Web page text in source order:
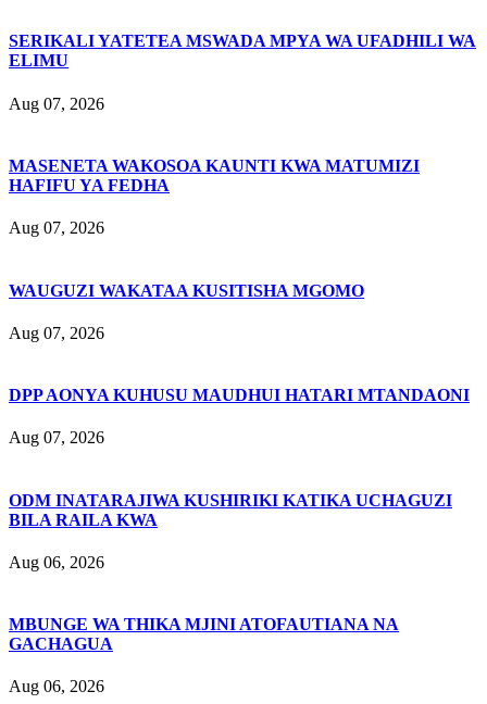
SERIKALI YATETEA MSWADA MPYA WA UFADHILI WA
ELIMU
Aug 07, 2026
MASENETA WAKOSOA KAUNTI KWA MATUMIZI
HAFIFU YA FEDHA
Aug 07, 2026
WAUGUZI WAKATAA KUSITISHA MGOMO
Aug 07, 2026
DPP AONYA KUHUSU MAUDHUI HATARI MTANDAONI
Aug 07, 2026
ODM INATARAJIWA KUSHIRIKI KATIKA UCHAGUZI
BILA RAILA KWA
Aug 06, 2026
MBUNGE WA THIKA MJINI ATOFAUTIANA NA
GACHAGUA
Aug 06, 2026